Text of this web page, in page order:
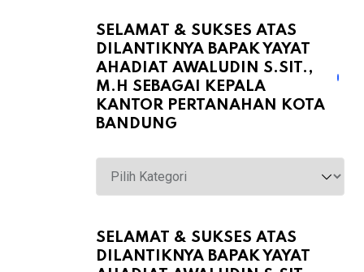
SELAMAT & SUKSES ATAS
DILANTIKNYA BAPAK YAYAT
AHADIAT AWALUDIN S.SIT.,
M.H SEBAGAI KEPALA
KANTOR PERTANAHAN KOTA
BANDUNG
Selamat
&
atas
Dilantiknya
SELAMAT & SUKSES ATAS
DILANTIKNYA BAPAK YAYAT